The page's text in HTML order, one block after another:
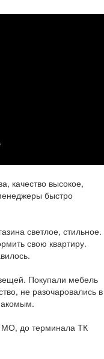
качество высокое,
быстро
светлое, стильное.
свою квартиру.
Покупали мебель
не разочаровались в
МО, до терминала ТК